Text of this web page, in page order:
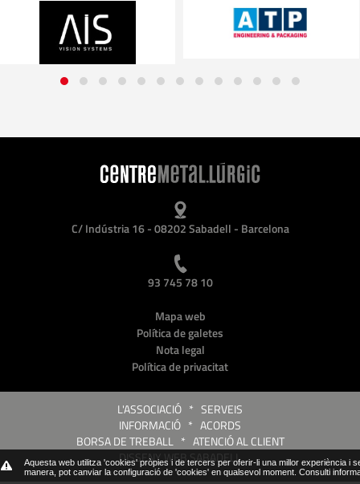
Aquesta web utilitza 'cookies' pròpies i de tercers per oferir-li una millor experiència
manera, pot canviar la configuració de 'cookies' en qualsevol moment. Consulti
C/ Indústria 16 - 08202 Sabadell - Barcelona
93 745 78 10
Mapa web
Política de galetes
Nota legal
Política de privacitat
L'ASSOCIACIÓ * SERVEIS
INFORMACIÓ * ACORDS
BORSA DE TREBALL* ATENCIÓ AL CLIENT
DISSENY WEB SABADELL